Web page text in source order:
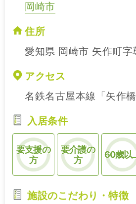
岡崎市
住所
愛知県 岡崎市 矢作町
アクセス
名鉄名古屋本線「矢作
入居条件
要支援の
方
要介護の
方
60歳以
施設のこだわり・特徴